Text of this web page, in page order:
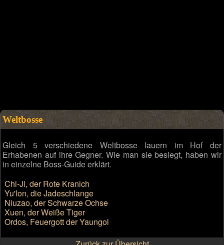
Weltbosse
Gleich 5 verschiedene Weltbosse lauern im Hof der
Erhabenen auf ihre Gegner. Wie man sie besiegt, haben wir
in einzelne Boss-Guide erklärt.
Chi-Ji, der Rote Kranich
Yu'lon, die Jadeschlange
Niuzao, der Schwarze Ochse
Xuen, der Weiße Tiger
Ordos, Feuergott der Yaungol